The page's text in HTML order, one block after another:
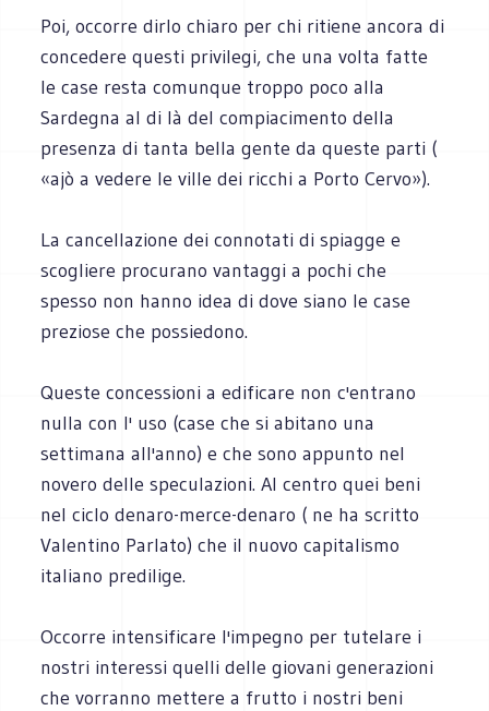
Poi, occorre dirlo chiaro per chi ritiene ancora di
concedere questi privilegi, che una volta fatte
le case resta comunque troppo poco alla
Sardegna al di là del compiacimento della
presenza di tanta bella gente da queste parti (
«ajò a vedere le ville dei ricchi a Porto Cervo»).
La cancellazione dei connotati di spiagge e
scogliere procurano vantaggi a pochi che
spesso non hanno idea di dove siano le case
preziose che possiedono.
Queste concessioni a edificare non c'entrano
nulla con l' uso (case che si abitano una
settimana all'anno) e che sono appunto nel
novero delle speculazioni. Al centro quei beni
nel ciclo denaro-merce-denaro ( ne ha scritto
Valentino Parlato) che il nuovo capitalismo
italiano predilige.
Occorre intensificare l'impegno per tutelare i
nostri interessi quelli delle giovani generazioni
che vorranno mettere a frutto i nostri beni